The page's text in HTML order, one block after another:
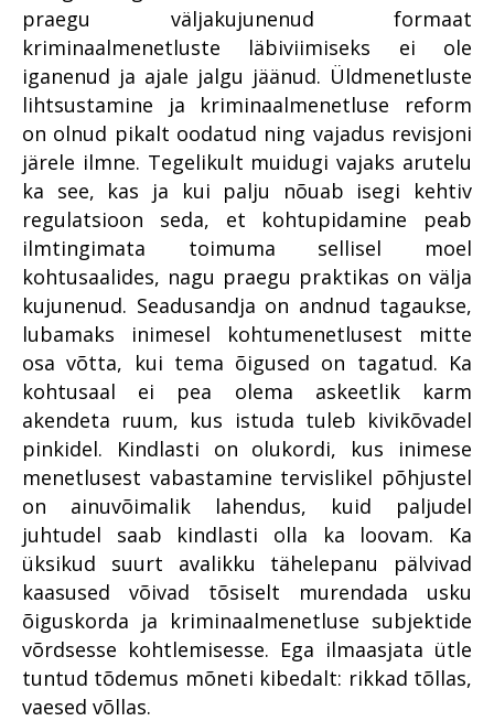
praegu väljakujunenud formaat
kriminaalmenetluste läbiviimiseks ei ole
iganenud ja ajale jalgu jäänud. Üldmenetluste
lihtsustamine ja kriminaalmenetluse reform
on olnud pikalt oodatud ning vajadus revisjoni
järele ilmne. Tegelikult muidugi vajaks arutelu
ka see, kas ja kui palju nõuab isegi kehtiv
regulatsioon seda, et kohtupidamine peab
ilmtingimata toimuma sellisel moel
kohtusaalides, nagu praegu praktikas on välja
kujunenud. Seadusandja on andnud tagaukse,
lubamaks inimesel kohtumenetlusest mitte
osa võtta, kui tema õigused on tagatud. Ka
kohtusaal ei pea olema askeetlik karm
akendeta ruum, kus istuda tuleb kivikõvadel
pinkidel. Kindlasti on olukordi, kus inimese
menetlusest vabastamine tervislikel põhjustel
on ainuvõimalik lahendus, kuid paljudel
juhtudel saab kindlasti olla ka loovam. Ka
üksikud suurt avalikku tähelepanu pälvivad
kaasused võivad tõsiselt murendada usku
õiguskorda ja kriminaalmenetluse subjektide
võrdsesse kohtlemisesse. Ega ilmaasjata ütle
tuntud tõdemus mõneti kibedalt: rikkad tõllas,
vaesed võllas.